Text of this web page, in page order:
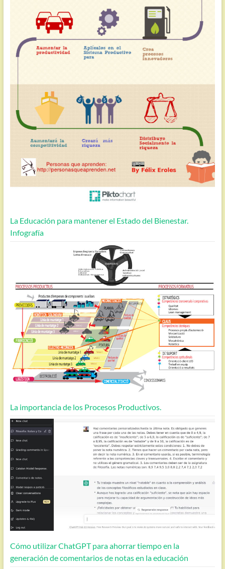
La Educación para mantener el Estado del Bienestar.
Infografía
La importancia de los Procesos Productivos.
Cómo utilizar ChatGPT para ahorrar tiempo en la
generación de comentarios de notas en la educación